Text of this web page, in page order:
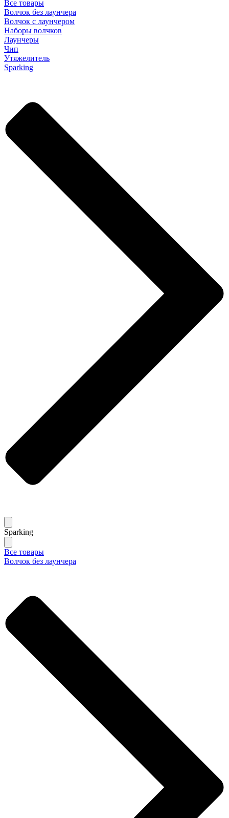
Все товары
Волчок без лаунчера
Волчок с лаунчером
Наборы волчков
Лаунчеры
Чип
Утяжелитель
Sparking
Sparking
Все товары
Волчок без лаунчера